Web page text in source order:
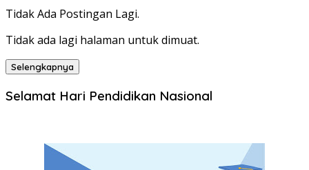
Tidak Ada Postingan Lagi.
Tidak ada lagi halaman untuk dimuat.
Selengkapnya
Selamat Hari Pendidikan Nasional